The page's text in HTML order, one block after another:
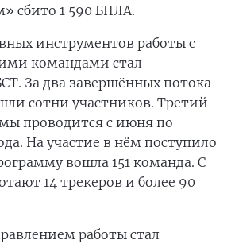
сбито 1 590 БПЛА.
инструментов работы с
командами стал
За два завершённых потока
сотни участников. Третий
проводится с июня по
На участие в нём поступило
вошла 151 команда. С
14 трекеров и более 90
работы стал